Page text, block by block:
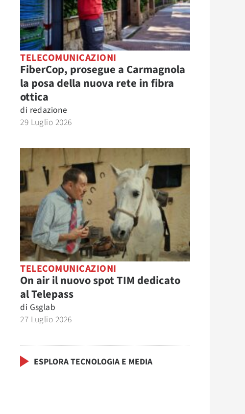
TELECOMUNICAZIONI
FiberCop, prosegue a Carmagnola
la posa della nuova rete in fibra
ottica
di redazione
29 Luglio 2026
TELECOMUNICAZIONI
On air il nuovo spot TIM dedicato
al Telepass
di Gsglab
27 Luglio 2026
ESPLORA TECNOLOGIA E MEDIA